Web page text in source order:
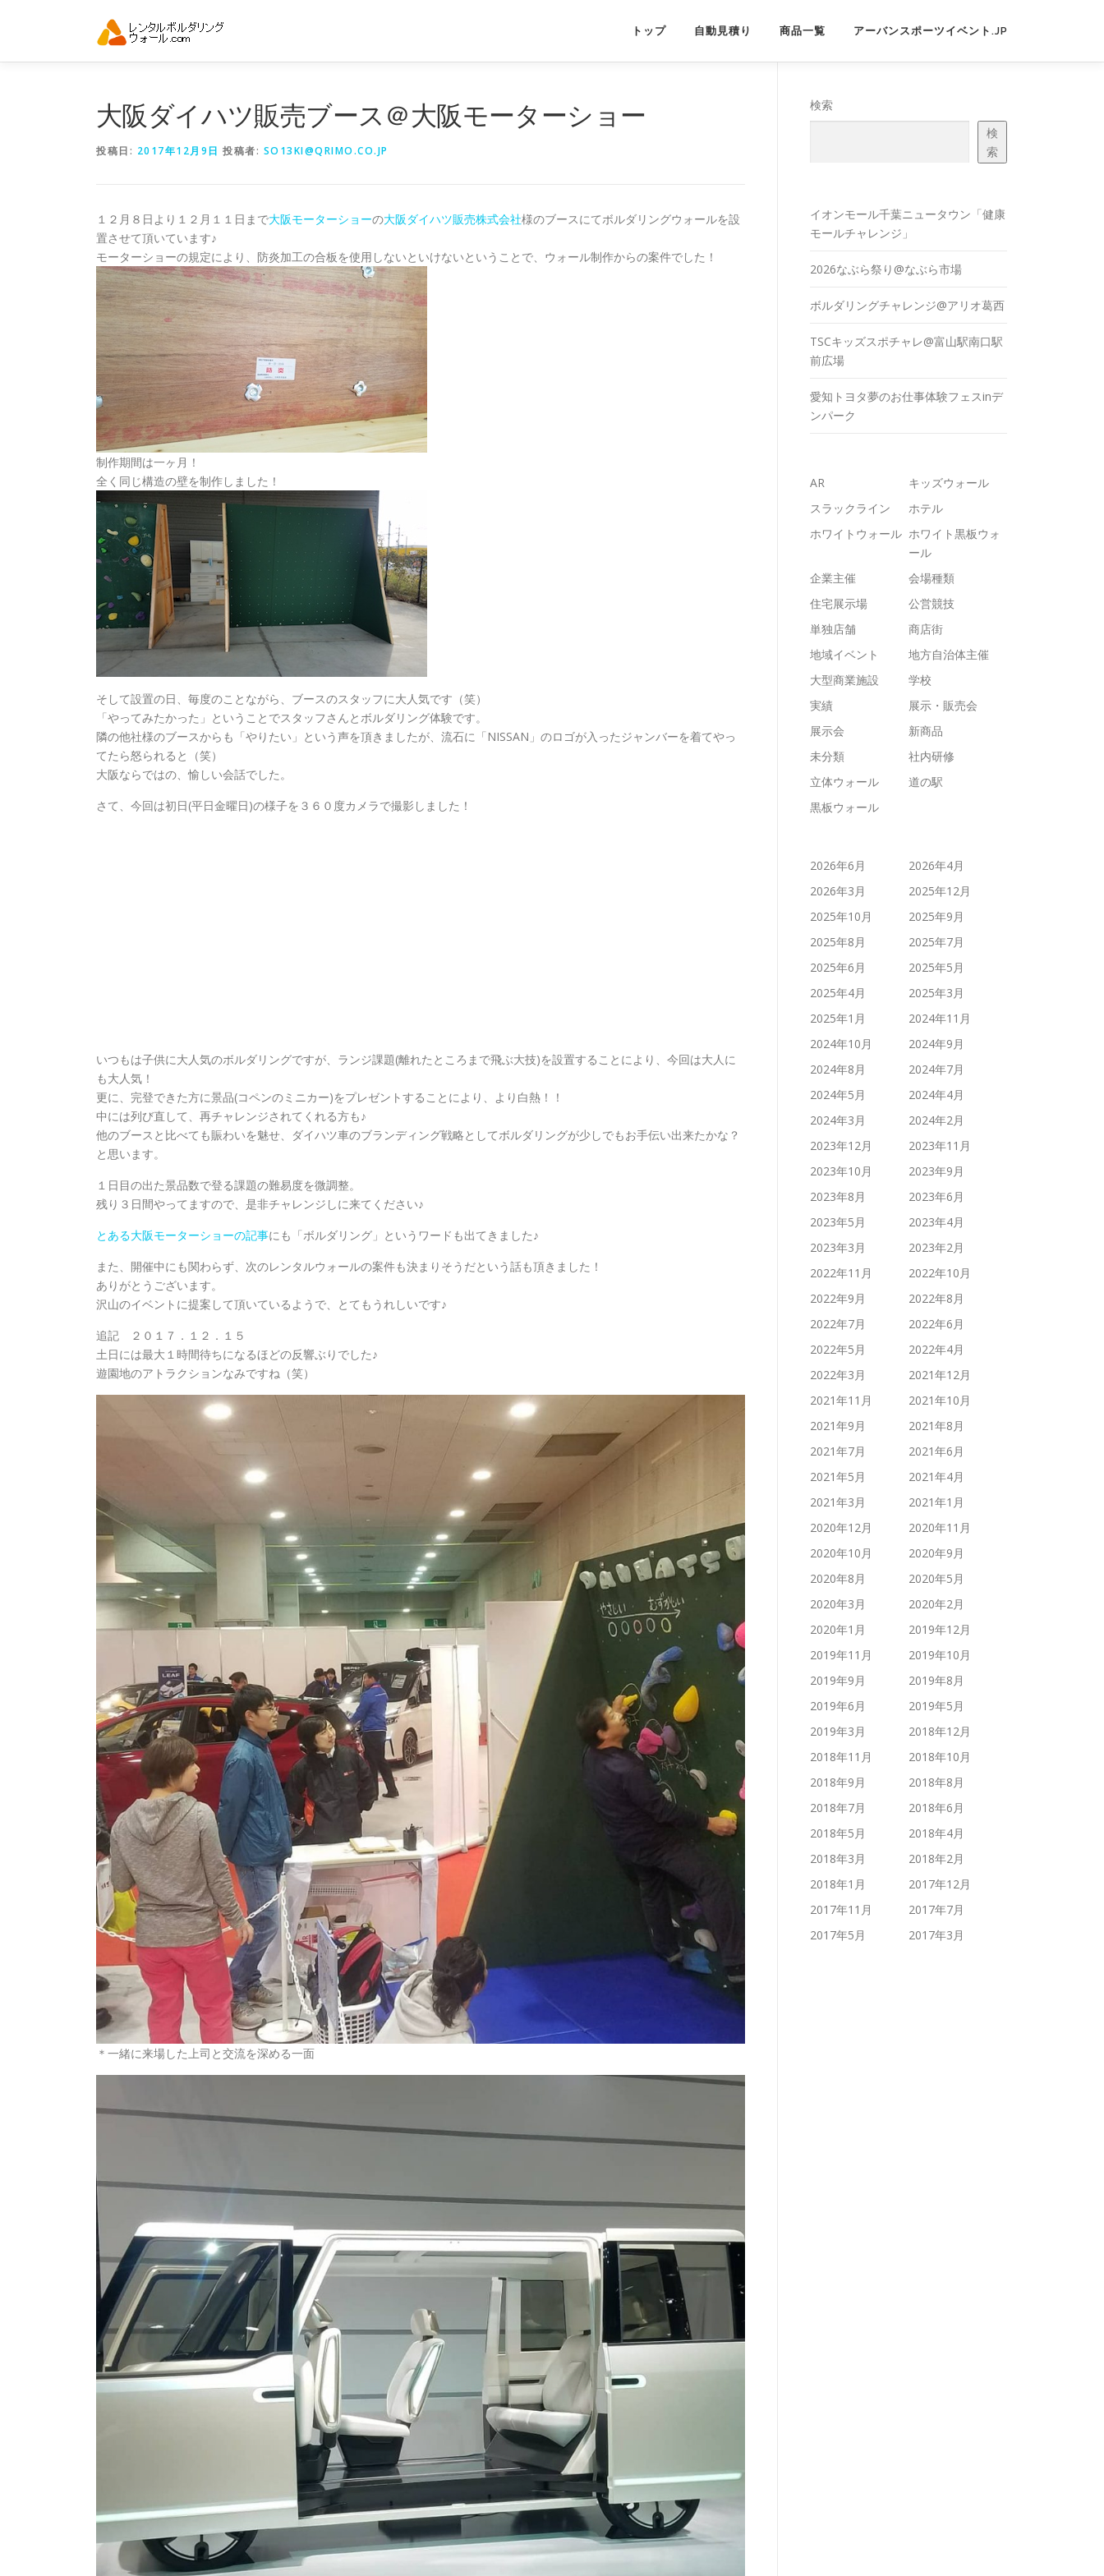
ン
トップ 自動見積り 商品一覧 アーバンスポーツイベント.JP
大阪ダイハツ販売ブース＠大阪モーターショー
投稿日: 2017年12月9日 投稿者: SO13KI@QRIMO.CO.JP
１２月８日より１２月１１日まで大阪モーターショーの大阪ダイハツ販売株式会社様のブースにてボルダリングウォールを設
置させて頂いています♪
モーターショーの規定により、防炎加工の合板を使用しないといけないということで、ウォール制作からの案件でした！
制作期間は一ヶ月！
全く同じ構造の壁を制作しました！
そして設置の日、毎度のことながら、ブースのスタッフに大人気です（笑）
「やってみたかった」ということでスタッフさんとボルダリング体験です。
隣の他社様のブースからも「やりたい」という声を頂きましたが、流石に「NISSAN」のロゴが入ったジャンバーを着てやっ
てたら怒られると（笑）
大阪ならではの、愉しい会話でした。
さて、今回は初日(平日金曜日)の様子を３６０度カメラで撮影しました！
いつもは子供に大人気のボルダリングですが、ランジ課題(離れたところまで飛ぶ大技)を設置することにより、今回は大人に
も大人気！
更に、完登できた方に景品(コペンのミニカー)をプレゼントすることにより、より白熱！！
中には列び直して、再チャレンジされてくれる方も♪
他のブースと比べても賑わいを魅せ、ダイハツ車のブランディング戦略としてボルダリングが少しでもお手伝い出来たかな？
と思います。
１日目の出た景品数で登る課題の難易度を微調整。
残り３日間やってますので、是非チャレンジしに来てください♪
とある大阪モーターショーの記事にも「ボルダリング」というワードも出てきました♪
また、開催中にも関わらず、次のレンタルウォールの案件も決まりそうだという話も頂きました！
ありがとうございます。
沢山のイベントに提案して頂いているようで、とてもうれしいです♪
追記 ２０１７．１２．１５
土日には最大１時間待ちになるほどの反響ぶりでした♪
遊園地のアトラクションなみですね（笑）
＊一緒に来場した上司と交流を深める一面
検索
検
索
イオンモール千葉ニュータウン「健康
モールチャレンジ」
2026なぶら祭り@なぶら市場
ボルダリングチャレンジ@アリオ葛西
TSCキッズスポチャレ@富山駅南口駅
前広場
愛知トヨタ夢のお仕事体験フェスinデ
ンパーク
AR
キッズウォール
スラックライン
ホテル
ホワイトウォール ホワイト黒板ウォ
ール
企業主催
会場種類
住宅展示場
公営競技
単独店舗
商店街
地域イベント
地方自治体主催
大型商業施設
学校
実績
展示・販売会
展示会
新商品
未分類
社内研修
立体ウォール
道の駅
黒板ウォール
2026年6月
2026年4月
2026年3月
2025年12月
2025年10月
2025年9月
2025年8月
2025年7月
2025年6月
2025年5月
2025年4月
2025年3月
2025年1月
2024年11月
2024年10月
2024年9月
2024年8月
2024年7月
2024年5月
2024年4月
2024年3月
2024年2月
2023年12月
2023年11月
2023年10月
2023年9月
2023年8月
2023年6月
2023年5月
2023年4月
2023年3月
2023年2月
2022年11月
2022年10月
2022年9月
2022年8月
2022年7月
2022年6月
2022年5月
2022年4月
2022年3月
2021年12月
2021年11月
2021年10月
2021年9月
2021年8月
2021年7月
2021年6月
2021年5月
2021年4月
2021年3月
2021年1月
2020年12月
2020年11月
2020年10月
2020年9月
2020年8月
2020年5月
2020年3月
2020年2月
2020年1月
2019年12月
2019年11月
2019年10月
2019年9月
2019年8月
2019年6月
2019年5月
2019年3月
2018年12月
2018年11月
2018年10月
2018年9月
2018年8月
2018年7月
2018年6月
2018年5月
2018年4月
2018年3月
2018年2月
2018年1月
2017年12月
2017年11月
2017年7月
2017年5月
2017年3月